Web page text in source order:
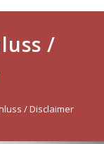
/
/ Disclaimer